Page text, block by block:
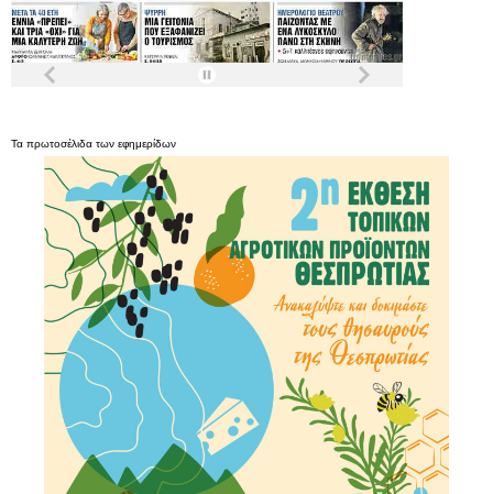
Τα πρωτοσέλιδα των εφημερίδων